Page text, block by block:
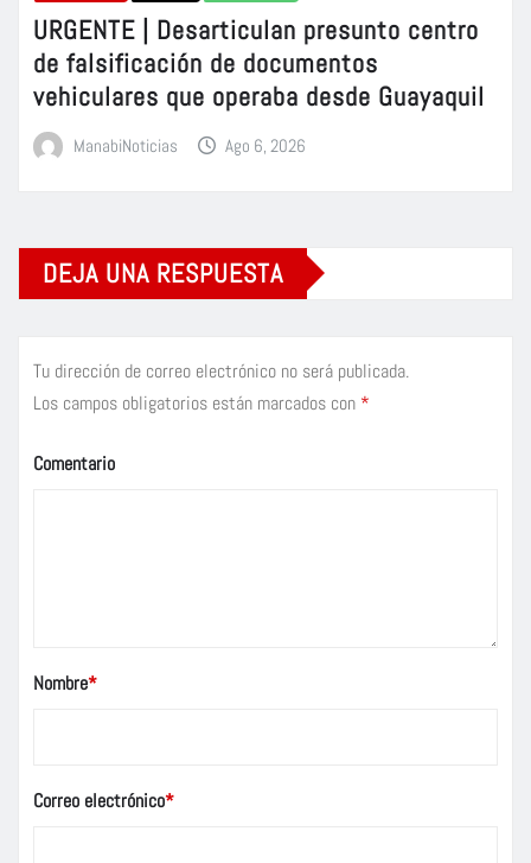
URGENTE | Desarticulan presunto centro
de falsificación de documentos
vehiculares que operaba desde Guayaquil
ManabiNoticias Ago 6, 2026
DEJA UNA RESPUESTA
Tu dirección de correo electrónico no será publicada.
Los campos obligatorios están marcados con *
Comentario
Nombre*
Correo electrónico*